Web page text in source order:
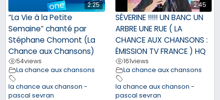
2:25
“La Vie à la Petite
Semaine” chanté par
Stéphane Chomont (La
Chance aux Chansons)
54views
La chance aux chansons
la chance aux chanson -
pascal sevran
2:45
SÉVERINE !!!!! UN BANC UN
ARBRE UNE RUE ( LA
CHANCE AUX CHANSONS :
ÉMISSION TV FRANCE ) HQ
161views
La chance aux chansons
la chance aux chanson -
pascal sevran